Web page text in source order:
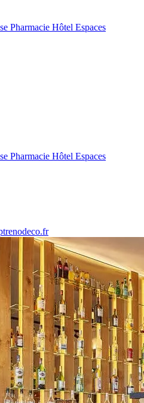
Pharmacie Hôtel Espaces
Pharmacie Hôtel Espaces